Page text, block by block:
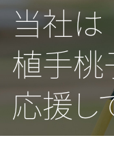
当社は
植手桃
応援し